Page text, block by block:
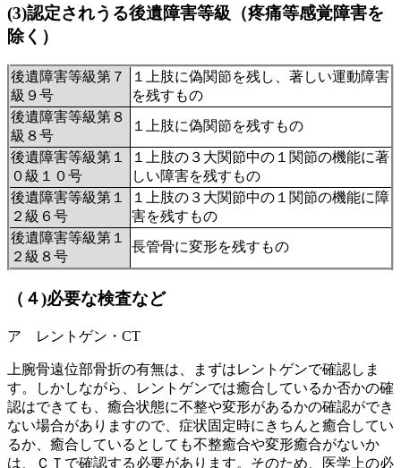
(3)認定されうる後遺障害等級（疼痛等感覚障害を
除く）
後遺障害等級第７
級９号
１上肢に偽関節を残し、著しい運動障害
を残すもの
後遺障害等級第８
級８号
１上肢に偽関節を残すもの
後遺障害等級第１
０級１０号
１上肢の３大関節中の１関節の機能に著
しい障害を残すもの
後遺障害等級第１
２級６号
１上肢の３大関節中の１関節の機能に障
害を残すもの
後遺障害等級第１
２級８号
長管骨に変形を残すもの
（４)必要な検査など
ア レントゲン・CT
上腕骨遠位部骨折の有無は、まずはレントゲンで確認しま
す。しかしながら、レントゲンでは癒合しているか否かの確
認はできても、癒合状態に不整や変形があるかの確認ができ
ない場合がありますので、症状固定時にきちんと癒合してい
るか、癒合しているとしても不整癒合や変形癒合がないか
は、ＣＴで確認する必要があります。そのため、医学上の必